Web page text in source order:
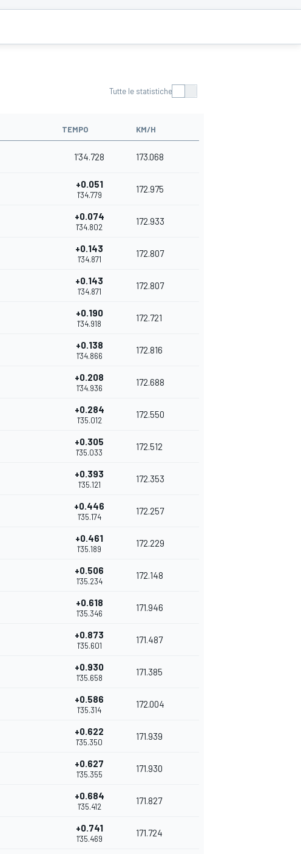
Tutte le statistiche
TEMPO KM/H
1'34.728 173.068
+0.051
1'34.779
172.975
+0.074
1'34.802
172.933
+0.143
1'34.871
172.807
+0.143
1'34.871
172.807
+0.190
1'34.918
172.721
+0.138
1'34.866
172.816
+0.208
1'34.936
172.688
+0.284
1'35.012
172.550
+0.305
1'35.033
172.512
+0.393
1'35.121
172.353
+0.446
1'35.174
172.257
+0.461
1'35.189
172.229
+0.506
1'35.234
172.148
+0.618
1'35.346
171.946
+0.873
1'35.601
171.487
+0.930
1'35.658
171.385
+0.586
1'35.314
172.004
+0.622
1'35.350
171.939
+0.627
1'35.355
171.930
+0.684
1'35.412
171.827
+0.741
1'35.469
171.724